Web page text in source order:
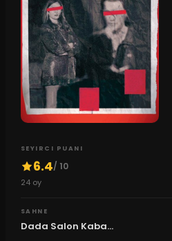
SEYIRCI PUANI
6.4/ 10
24oy
SAHNE
Dada Salon Kaba...